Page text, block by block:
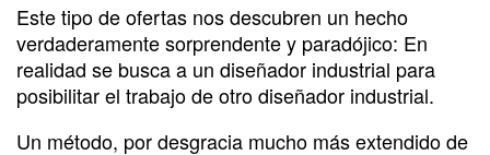
Este tipo de ofertas nos descubren un hecho
verdaderamente sorprendente y paradójico: En
realidad se busca a un diseñador industrial para
posibilitar el trabajo de otro diseñador industrial.
Un método, por desgracia mucho más extendido de